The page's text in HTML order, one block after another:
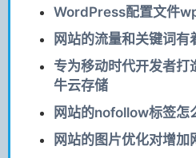
WordPress配置文件
网站的流量和关键词有
专为移动时代开发者打
牛云存储
网站的nofollow标签怎
网站的图片优化对增加